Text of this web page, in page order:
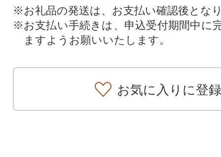
※お礼品の発送は、お支払い確認後とな
※お支払い手続きは、申込受付期間中に
ますようお願いいたします。
お気に入りに登録